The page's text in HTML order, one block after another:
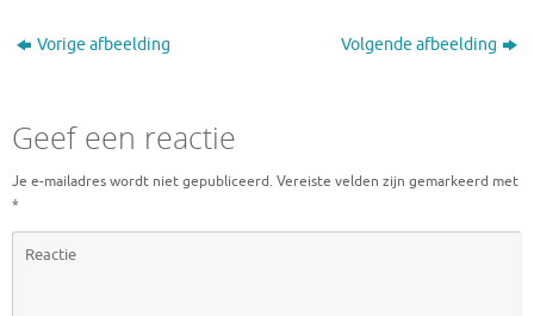
Vorige afbeelding Volgende afbeelding
Geef een reactie
Je e-mailadres wordt niet gepubliceerd. Vereiste velden zijn gemarkeerd met
*